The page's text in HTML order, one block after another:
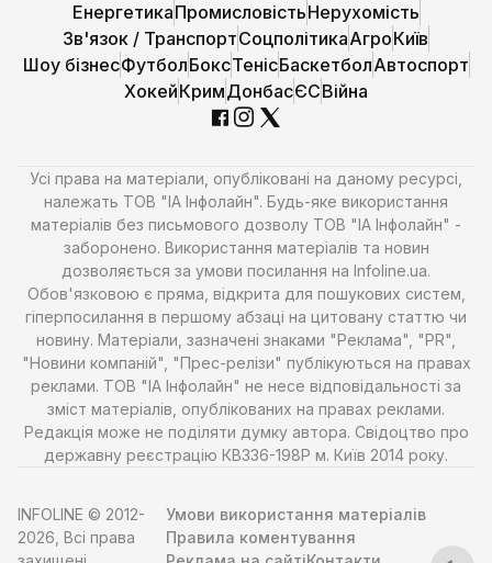
ЕнергетикаПромисловістьНерухомість
Зв'язок / ТранспортСоцполітикаАгроКиїв
Шоу бізнесФутболБоксТенісБаскетболАвтоспорт
ХокейКримДонбасЄСВійна
Усі права на матеріали, опубліковані на даному ресурсі,
належать ТОВ "ІА Інфолайн". Будь-яке використання
матеріалів без письмового дозволу ТОВ "ІА Інфолайн" -
заборонено. Використання матеріалів та новин
дозволяється за умови посилання на Infoline.ua.
Обов'язковою є пряма, відкрита для пошукових систем,
гіперпосилання в першому абзаці на цитовану статтю чи
новину. Матеріали, зазначені знаками "Реклама", "PR",
"Новини компаній", "Прес-релізи" публікуються на правах
реклами. ТОВ "ІА Інфолайн" не несе відповідальності за
зміст матеріалів, опублікованих на правах реклами.
Редакція може не поділяти думку автора. Свідоцтво про
державну реєстрацію КВ336-198Р м. Київ 2014 року.
INFOLINE © 2012-
2026, Всі права
Умови використання матеріалів
Правила коментування